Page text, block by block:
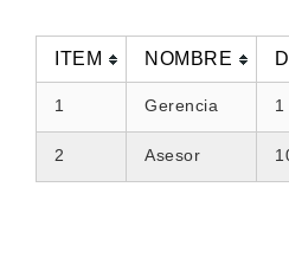
ITEM NOMBRE
1 Gerencia 1
2 Asesor